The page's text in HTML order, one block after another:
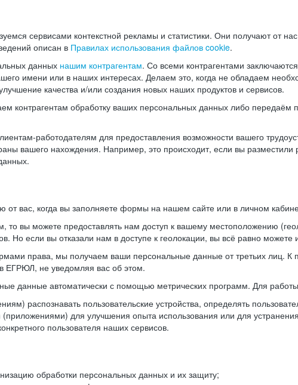
сервисами контекстной рекламы и статистики. Они получают от
описан в Правилах использования файлов cookie.
данных нашим контрагентам. Со всеми контрагентами
имени или в наших интересах. Делаем это, когда не обладаем
качества и/или создания новых наших продуктов и сервисов.
контрагентам обработку ваших персональных данных либо
работодателям для предоставления возможности вашего
вашего нахождения. Например, это происходит, если вы
вас, когда вы заполняете формы на нашем сайте или в личном
вы можете предоставлять нам доступ к вашему местоположению
Но если вы отказали нам в доступе к геолокации, вы всё равно можете
права, мы получаем ваши персональные данные от третьих лиц. К
ЕГРЮЛ, не уведомляя вас об этом.
данные автоматически с помощью метрических программ. Для
распознавать пользовательские устройства, определять
(приложениями) для улучшения опыта использования или для
пользователя наших сервисов.
обработки персональных данных и их защиту;